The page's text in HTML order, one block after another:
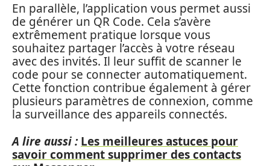
En parallèle, l’application vous permet aussi
de générer un QR Code. Cela s’avère
extrêmement pratique lorsque vous
souhaitez partager l’accès à votre réseau
avec des invités. Il leur suffit de scanner le
code pour se connecter automatiquement.
Cette fonction contribue également à gérer
plusieurs paramètres de connexion, comme
la surveillance des appareils connectés.
A lire aussi : Les meilleures astuces pour
savoir comment supprimer des contacts